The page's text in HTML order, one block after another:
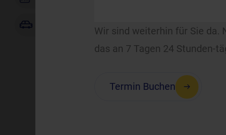
Wir sind weiterhin für Sie da.
das an 7 Tagen 24 Stunden-
Termin Buchen